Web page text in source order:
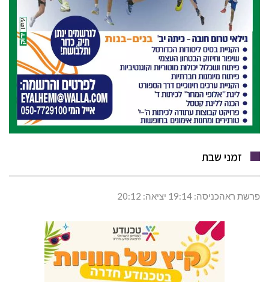
זמני שבת
פרשת ראהכניסה: 19:14 יציאה: 20:12